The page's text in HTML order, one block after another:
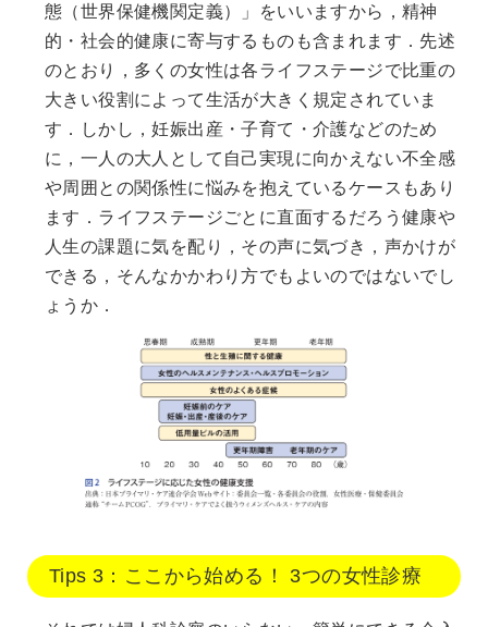
態（世界保健機関定義）」をいいますから，精神
的・社会的健康に寄与するものも含まれます．先述
のとおり，多くの女性は各ライフステージで比重の
大きい役割によって生活が大きく規定されていま
す．しかし，妊娠出産・子育て・介護などのため
に，一人の大人として自己実現に向かえない不全感
や周囲との関係性に悩みを抱えているケースもあり
ます．ライフステージごとに直面するだろう健康や
人生の課題に気を配り，その声に気づき，声かけが
できる，そんなかかわり方でもよいのではないでし
ょうか．
Tips 3：ここから始める！ 3つの女性診療